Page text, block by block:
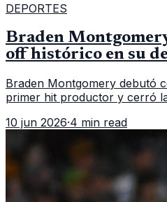
DEPORTES
Braden
off histórico en su
Braden Montgomery debutó
primer hit productor y cerró
caso de este tipo en la historia.
10 jun 2026·4 min read